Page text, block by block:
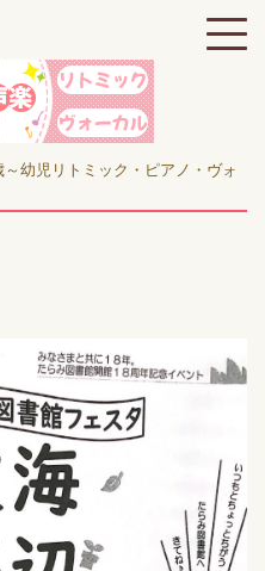
幼児リトミック・ピアノ・ヴォ